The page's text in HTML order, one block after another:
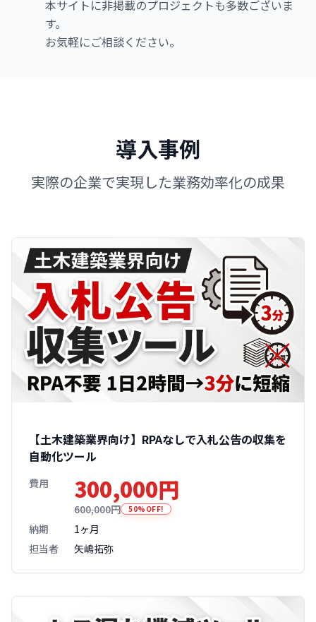
本サイトに非掲載のプロジェクトも多数ございま
す。
お気軽にご相談ください。
導入事例
実際の企業で実現した業務効率化の成果
【土木建築業界向け】RPAなしで入札公告の収集を
自動化ツール
費用 300,000円
600,000円 50%OFF!
納期
1ヶ月
担当者
矢嶋拓弥